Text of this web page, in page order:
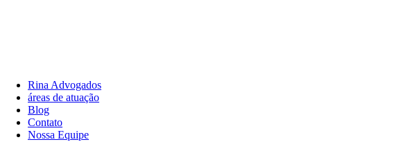
Rina Advogados
áreas de atuação
Blog
Contato
Nossa Equipe